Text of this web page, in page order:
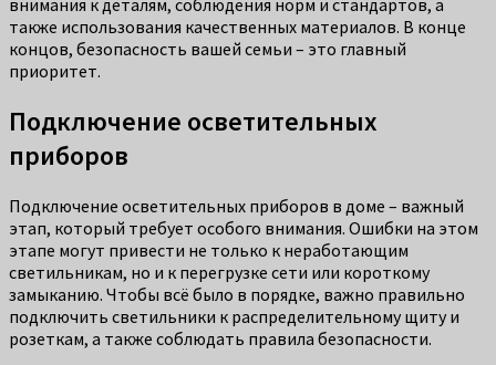
также использования качественных материалов. В конце
концов, безопасность вашей семьи – это главный
приоритет.
Подключение осветительных
приборов
Подключение осветительных приборов в доме – важный
этап, который требует особого внимания. Ошибки на этом
этапе могут привести не только к неработающим
светильникам, но и к перегрузке сети или короткому
замыканию. Чтобы всё было в порядке, важно правильно
подключить светильники к распределительному щиту и
розеткам, а также соблюдать правила безопасности.